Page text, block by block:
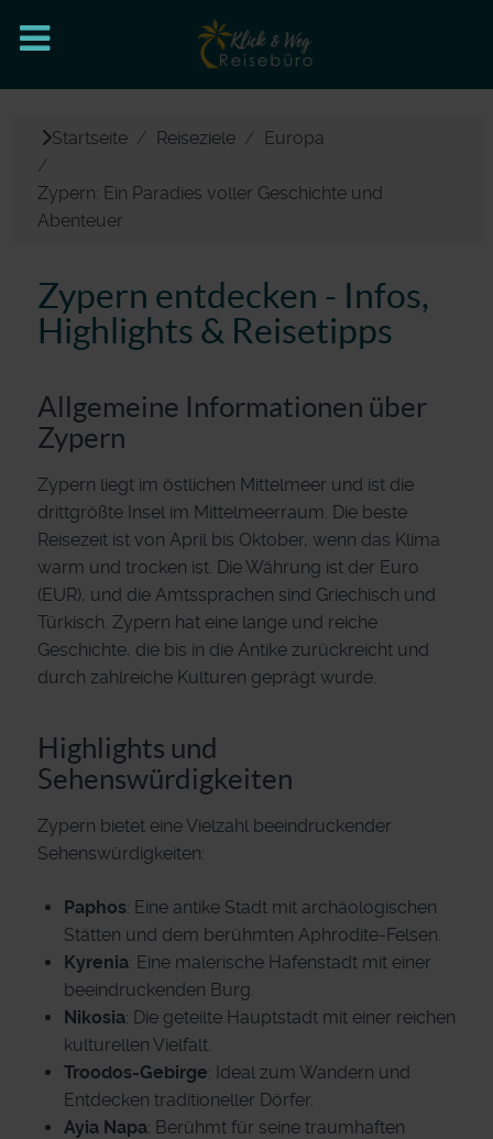
Startseite Reiseziele Europa
Zypern: Ein Paradies voller Geschichte und
Abenteuer
Zypern entdecken - Infos,
Highlights & Reisetipps
Allgemeine Informationen über
Zypern
Zypern liegt im östlichen Mittelmeer und ist die
drittgrößte Insel im Mittelmeerraum. Die beste
Reisezeit ist von April bis Oktober, wenn das Klima
warm und trocken ist. Die Währung ist der Euro
(EUR), und die Amtssprachen sind Griechisch und
Türkisch. Zypern hat eine lange und reiche
Geschichte, die bis in die Antike zurückreicht und
durch zahlreiche Kulturen geprägt wurde.
Highlights und
Sehenswürdigkeiten
Zypern bietet eine Vielzahl beeindruckender
Sehenswürdigkeiten:
Paphos: Eine antike Stadt mit archäologischen
Stätten und dem berühmten Aphrodite-Felsen.
Kyrenia: Eine malerische Hafenstadt mit einer
beeindruckenden Burg.
Nikosia: Die geteilte Hauptstadt mit einer reichen
kulturellen Vielfalt.
Troodos-Gebirge: Ideal zum Wandern und
Entdecken traditioneller Dörfer.
Ayia Napa: Berühmt für seine traumhaften